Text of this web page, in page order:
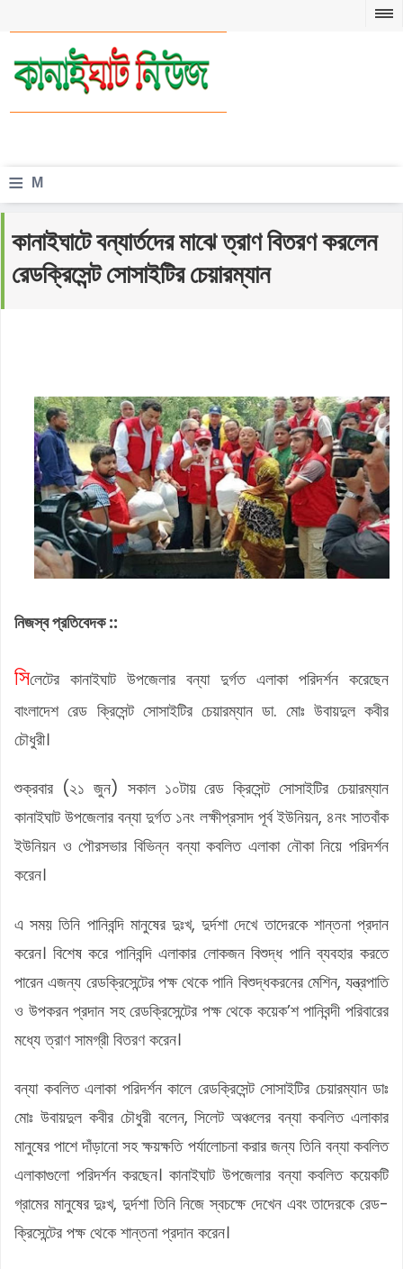
≡ M
n
u
কানাইঘাটে বন্যার্তদের মাঝে ত্রাণ বিতরণ করলেন
রেডক্রিসেন্ট সোসাইটির চেয়ারম্যান
নিজস্ব প্রতিবেদক ::
সিলেটের কানাইঘাট উপজেলার বন্যা দুর্গত এলাকা পরিদর্শন করেছেন
বাংলাদেশ রেড ক্রিসেন্ট সোসাইটির চেয়ারম্যান ডা. মোঃ উবায়দুল কবীর
চৌধুরী।
শুক্রবার (২১ জুন) সকাল ১০টায় রেড ক্রিসেন্ট সোসাইটির চেয়ারম্যান
কানাইঘাট উপজেলার বন্যা দুর্গত ১নং লক্ষীপ্রসাদ পূর্ব ইউনিয়ন, ৪নং সাতবাঁক
ইউনিয়ন ও পৌরসভার বিভিন্ন বন্যা কবলিত এলাকা নৌকা নিয়ে পরিদর্শন
করেন।
এ সময় তিনি পানিবন্দি মানুষের দুঃখ, দুর্দশা দেখে তাদেরকে শান্তনা প্রদান
করেন। বিশেষ করে পানিবন্দি এলাকার লোকজন বিশুদ্ধ পানি ব্যবহার করতে
পারেন এজন্য রেডক্রিসেন্টের পক্ষ থেকে পানি বিশুদ্ধকরনের মেশিন, যন্ত্রপাতি
ও উপকরন প্রদান সহ রেডক্রিসেন্টের পক্ষ থেকে কয়েক’শ পানিবন্দী পরিবারের
মধ্যে ত্রাণ সামগ্রী বিতরণ করেন।
বন্যা কবলিত এলাকা পরিদর্শন কালে রেডক্রিসেন্ট সোসাইটির চেয়ারম্যান ডাঃ
মোঃ উবায়দুল কবীর চৌধুরী বলেন, সিলেট অঞ্চলের বন্যা কবলিত এলাকার
মানুষের পাশে দাঁড়ানো সহ ক্ষয়ক্ষতি পর্যালোচনা করার জন্য তিনি বন্যা কবলিত
এলাকাগুলো পরিদর্শন করছেন। কানাইঘাট উপজেলার বন্যা কবলিত কয়েকটি
গ্রামের মানুষের দুঃখ, দুর্দশা তিনি নিজে স্বচক্ষে দেখেন এবং তাদেরকে রেড-
ক্রিসেন্টের পক্ষ থেকে শান্তনা প্রদান করেন।